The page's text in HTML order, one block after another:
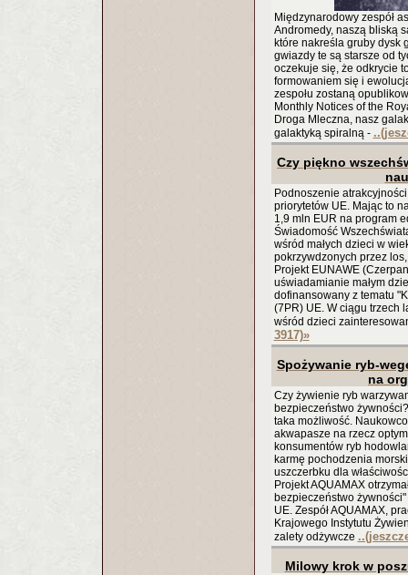
Międzynarodowy zespół
Andromedy, naszą bliską
które nakreśla gruby dysk
gwiazdy te są starsze od
oczekuje się, że odkrycie
formowaniem się i
zespołu zostaną
Monthly Notices of the
Droga Mleczna, nasz
galaktyką spiralną -
Czy piękno
Podnoszenie
priorytetów UE. Mając to
1,9 mln EUR na program
Świadomość
wśród małych dzieci w
pokrzywdzonych przez
Projekt EUNAWE
uświadamianie małym
dofinansowany z tematu
(7PR) UE. W ciągu trzech
wśród dzieci
3917)»
Spożywanie ryb-
na
Czy żywienie ryb
bezpieczeństwo
taka możliwość.
akwapasze na rzecz
konsumentów ryb
karmę pochodzenia
uszczerbku dla
Projekt AQUAMAX
bezpieczeństwo
UE. Zespół AQUAMAX,
Krajowego Instytutu
zalety odżywcze
Milowy krok w